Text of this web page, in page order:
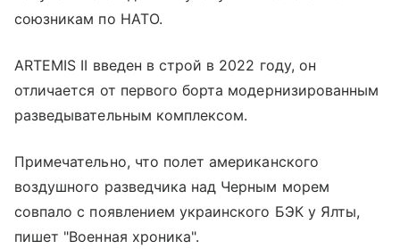
союзникам по НАТО.
ARTEMIS II введен в строй в 2022 году, он
отличается от первого борта модернизированным
разведывательным комплексом.
Примечательно, что полет американского
воздушного разведчика над Черным морем
совпало с появлением украинского БЭК у Ялты,
пишет "Военная хроника".